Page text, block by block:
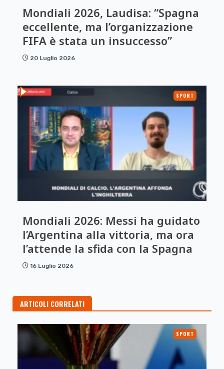
Mondiali 2026, Laudisa: “Spagna
eccellente, ma l’organizzazione
FIFA è stata un insuccesso”
20 Luglio 2026
SPORT
Mondiali 2026: Messi ha guidato
l’Argentina alla vittoria, ma ora
l’attende la sfida con la Spagna
16 Luglio 2026
ARTICOLI CORRELATI
SPORT